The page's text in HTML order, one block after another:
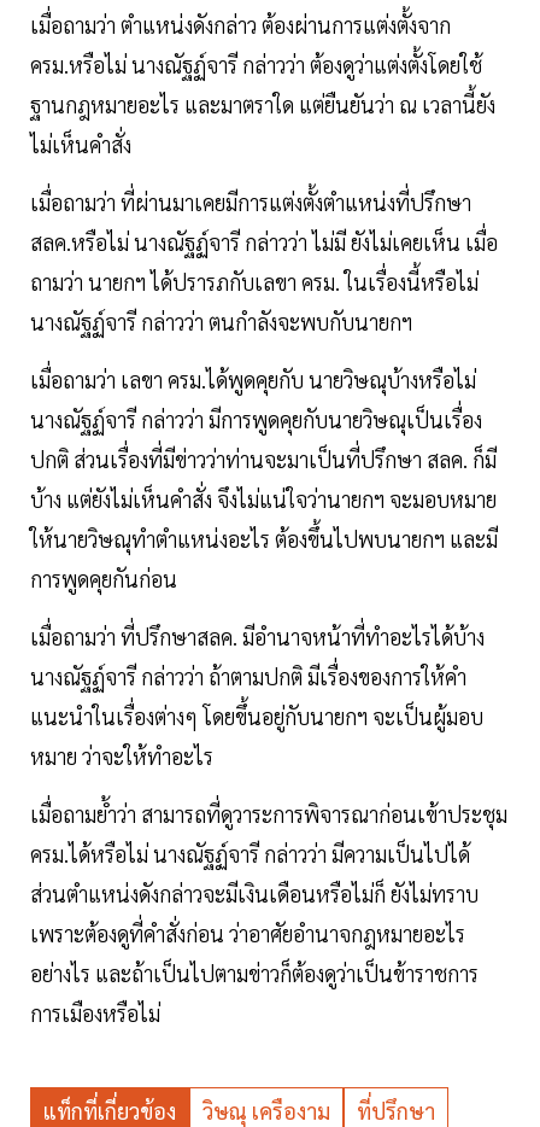
เมื่อถามว่า ตำแหน่งดังกล่าว ต้องผ่านการแต่งตั้งจาก
ครม.หรือไม่ นางณัฐฏ์จารี กล่าวว่า ต้องดูว่าแต่งตั้งโดยใช้
ฐานกฎหมายอะไร และมาตราใด แต่ยืนยันว่า ณ เวลานี้ยัง
ไม่เห็นคำสั่ง
เมื่อถามว่า ที่ผ่านมาเคยมีการแต่งตั้งตำแหน่งที่ปรึกษา
สลค.หรือไม่ นางณัฐฏ์จารี กล่าวว่า ไม่มี ยังไม่เคยเห็น เมื่อ
ถามว่า นายกฯ ได้ปรารภกับเลขา ครม. ในเรื่องนี้หรือไม่
นางณัฐฏ์จารี กล่าวว่า ตนกำลังจะพบกับนายกฯ
เมื่อถามว่า เลขา ครม.ได้พูดคุยกับ นายวิษณุบ้างหรือไม่
นางณัฐฏ์จารี กล่าวว่า มีการพูดคุยกับนายวิษณุเป็นเรื่อง
ปกติ ส่วนเรื่องที่มีข่าวว่าท่านจะมาเป็นที่ปรึกษา สลค. ก็มี
บ้าง แต่ยังไม่เห็นคำสั่ง จึงไม่แน่ใจว่านายกฯ จะมอบหมาย
ให้นายวิษณุทำตำแหน่งอะไร ต้องขึ้นไปพบนายกฯ และมี
การพูดคุยกันก่อน
เมื่อถามว่า ที่ปรึกษาสลค. มีอำนาจหน้าที่ทำอะไรได้บ้าง
นางณัฐฏ์จารี กล่าวว่า ถ้าตามปกติ มีเรื่องของการให้คำ
แนะนำในเรื่องต่างๆ โดยขึ้นอยู่กับนายกฯ จะเป็นผู้มอบ
หมาย ว่าจะให้ทำอะไร
เมื่อถามย้ำว่า สามารถที่ดูวาระการพิจารณาก่อนเข้าประชุม
ครม.ได้หรือไม่ นางณัฐฏ์จารี กล่าวว่า มีความเป็นไปได้
ส่วนตำแหน่งดังกล่าวจะมีเงินเดือนหรือไม่ก็ ยังไม่ทราบ
เพราะต้องดูที่คำสั่งก่อน ว่าอาศัยอำนาจกฎหมายอะไร
อย่างไร และถ้าเป็นไปตามข่าวก็ต้องดูว่าเป็นข้าราชการ
การเมืองหรือไม่
แท็กที่เกี่ยวข้อง วิษณุ เครืองาม ที่ปรึกษา